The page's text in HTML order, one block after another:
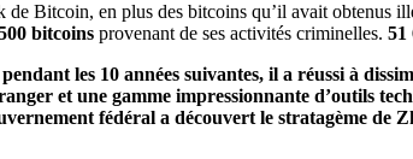
Bitcoin, en plus des bitcoins qu’il avait obtenus
bitcoins provenant de ses activités criminelles. 51
les 10 années suivantes, il a réussi à
et une gamme impressionnante d’outils
fédéral a découvert le stratagème de